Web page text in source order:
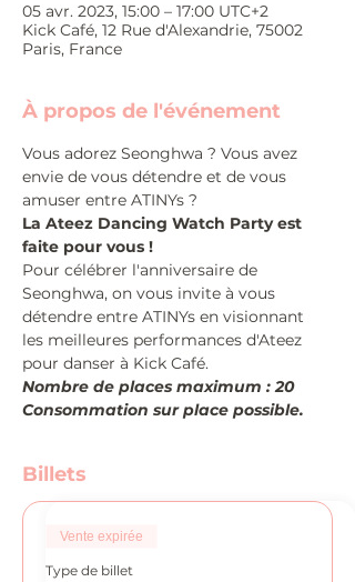
05 avr. 2023, 15:00 – 17:00 UTC+2
Kick Café, 12 Rue d'Alexandrie, 75002
Paris, France
À propos de l'événement
Vous adorez Seonghwa ? Vous avez
envie de vous détendre et de vous
amuser entre ATINYs ?
La Ateez Dancing Watch Party est
faite pour vous !
Pour célébrer l'anniversaire de
Seonghwa, on vous invite à vous
détendre entre ATINYs en visionnant
les meilleures performances d'Ateez
pour danser à Kick Café.
Nombre de places maximum : 20
Consommation sur place possible.
Billets
Vente expirée
Type de billet